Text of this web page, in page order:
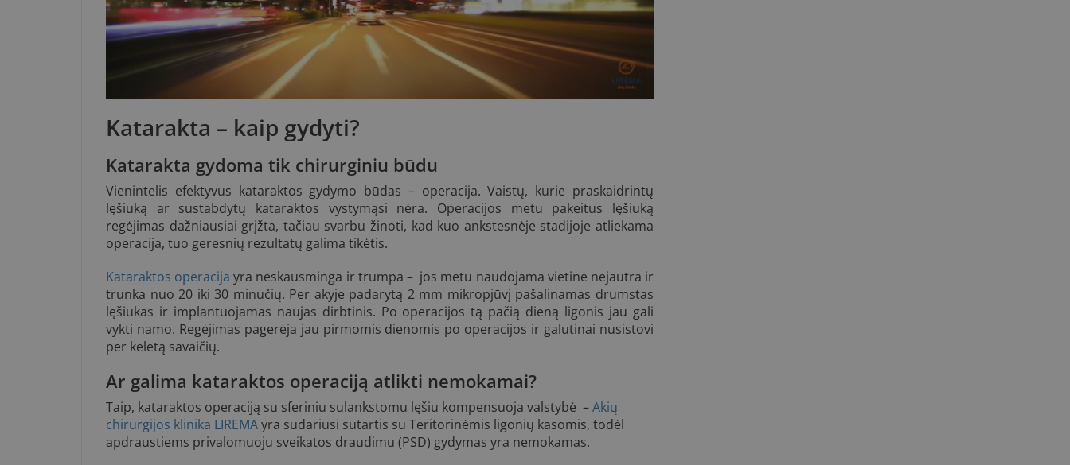
Katarakta – kaip gydyti?
Katarakta gydoma tik chirurginiu būdu
Vienintelis efektyvus kataraktos gydymo būdas – operacija. Vaistų, kurie praskaidrintų
lęšiuką ar sustabdytų kataraktos vystymąsi nėra. Operacijos metu pakeitus lęšiuką
regėjimas dažniausiai grįžta, tačiau svarbu žinoti, kad kuo ankstesnėje stadijoje atliekama
operacija, tuo geresnių rezultatų galima tikėtis.
Kataraktos operacija yra neskausminga ir trumpa – jos metu naudojama vietinė nejautra ir
trunka nuo 20 iki 30 minučių. Per akyje padarytą 2 mm mikropjūvį pašalinamas drumstas
lęšiukas ir implantuojamas naujas dirbtinis. Po operacijos tą pačią dieną ligonis jau gali
vykti namo. Regėjimas pagerėja jau pirmomis dienomis po operacijos ir galutinai nusistovi
per keletą savaičių.
Ar galima kataraktos operaciją atlikti nemokamai?
Taip, kataraktos operaciją su sferiniu sulankstomu lęšiu kompensuoja valstybė –Akių
chirurgijos klinika LIREMAyra sudariusi sutartis su Teritorinėmis ligonių kasomis, todėl
apdraustiems privalomuoju sveikatos draudimu (PSD) gydymas yra nemokamas.